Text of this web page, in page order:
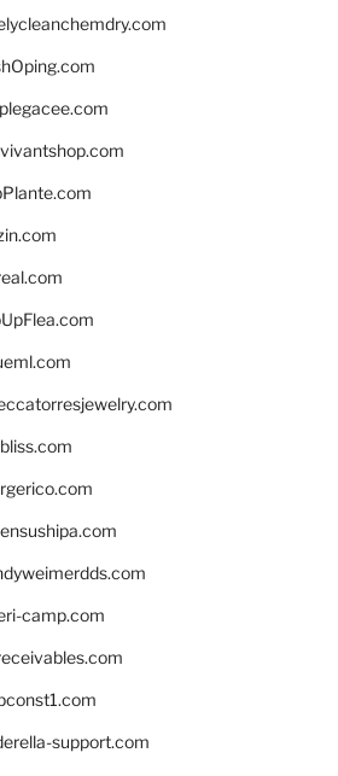
camp.com
support.com